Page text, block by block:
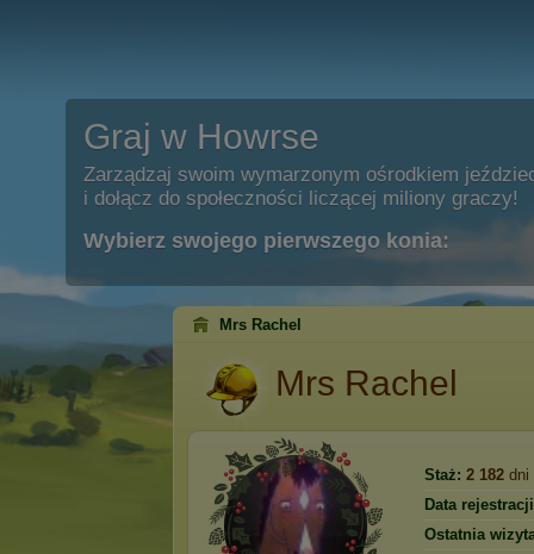
Graj w Howrse
Zarządzaj swoim wymarzonym ośrodkiem
i dołącz do społeczności liczącej miliony graczy!
Wybierz swojego pierwszego konia:
Mrs Rachel
Mrs Rachel
Staż: 2 182 dni
Data
Ostatnia